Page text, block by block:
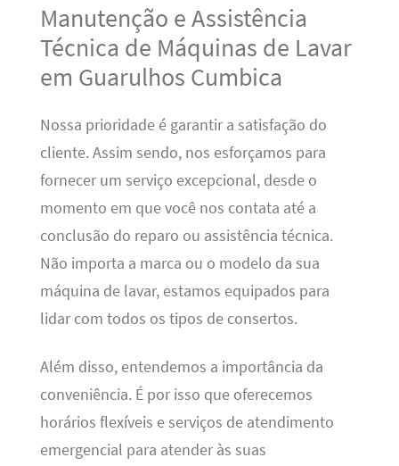
Manutenção e Assistência
Técnica de Máquinas de Lavar
em Guarulhos Cumbica
Nossa prioridade é garantir a satisfação do
cliente. Assim sendo, nos esforçamos para
fornecer um serviço excepcional, desde o
momento em que você nos contata até a
conclusão do reparo ou assistência técnica.
Não importa a marca ou o modelo da sua
máquina de lavar, estamos equipados para
lidar com todos os tipos de consertos.
Além disso, entendemos a importância da
conveniência. É por isso que oferecemos
horários flexíveis e serviços de atendimento
emergencial para atender às suas